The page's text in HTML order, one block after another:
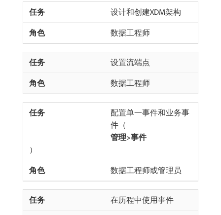
设计和创建XDM架构
数据工程师
设置流端点
数据工程师
配置单一事件和业务事
件（
管理>事件
）
数据工程师或管理员
在历程中使用事件